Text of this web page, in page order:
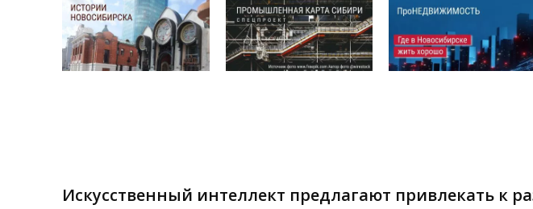
Искусственный интеллект предлагают привлекать к